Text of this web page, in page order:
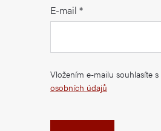
E-mail
Vložením e-mailu souhlasíte s
osobních údajů